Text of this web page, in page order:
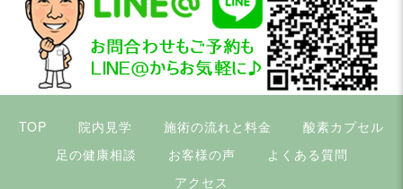
TOP 院内見学 施術の流れと料金
酸素カプセル
足の健康相談
お客様の声
よくある質問
アクセス